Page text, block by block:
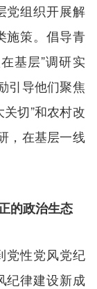
党组织开展解
施策。倡导青
基层”调研实
引导他们聚焦
切”和农村改
，在基层一线
的政治生态
党性党风党纪
纪律建设新成